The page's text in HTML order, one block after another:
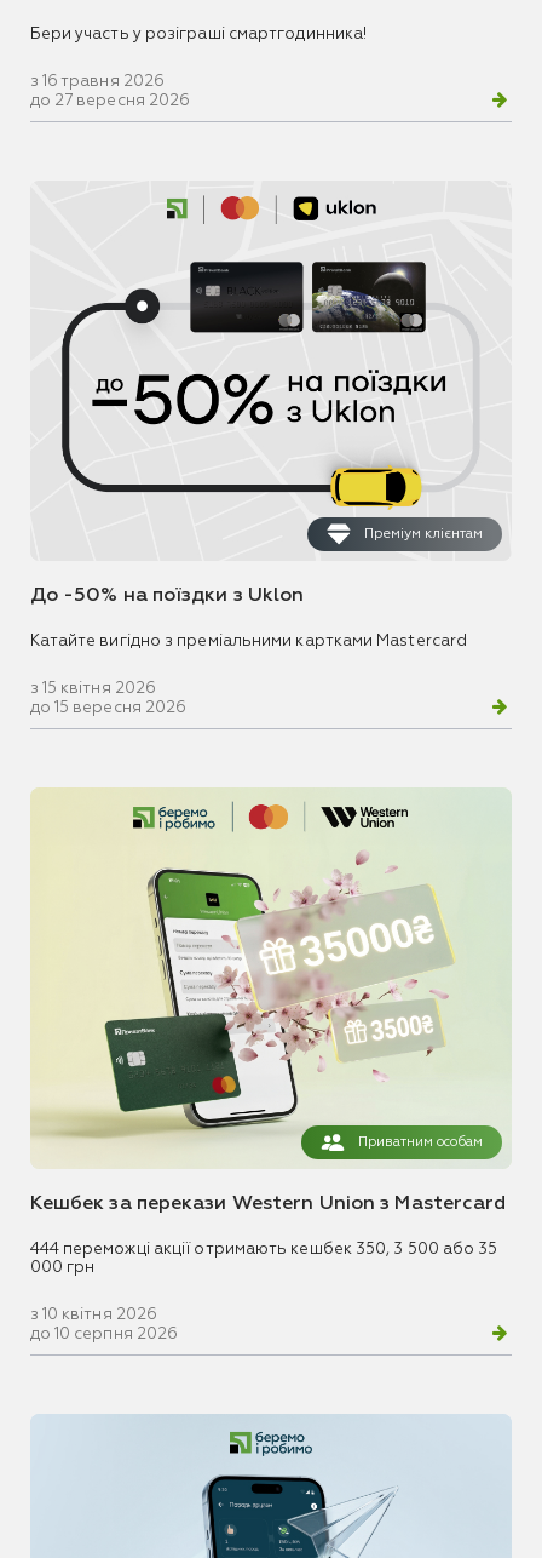
Бери участь у розіграші смартгодинника!
з 16 травня 2026
до 27 вересня 2026
Преміум клієнтам
До -50% на поїздки з Uklon
Катайте вигідно з преміальними картками Mastercard
з 15 квітня 2026
до 15 вересня 2026
Приватним особам
Кешбек за перекази Western Union з Mastercard
444 переможці акції отримають кешбек 350, 3 500 або 35
000 грн
з 10 квітня 2026
до 10 серпня 2026